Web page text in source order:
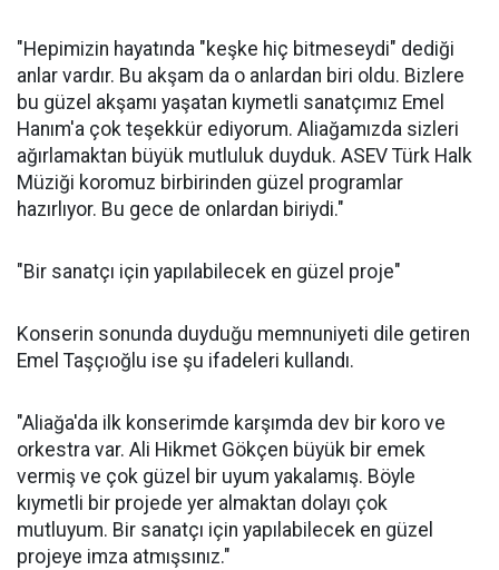
"Hepimizin hayatında "keşke hiç bitmeseydi" dediği
anlar vardır. Bu akşam da o anlardan biri oldu. Bizlere
bu güzel akşamı yaşatan kıymetli sanatçımız Emel
Hanım'a çok teşekkür ediyorum. Aliağamızda sizleri
ağırlamaktan büyük mutluluk duyduk. ASEV Türk Halk
Müziği koromuz birbirinden güzel programlar
hazırlıyor. Bu gece de onlardan biriydi."
"Bir sanatçı için yapılabilecek en güzel proje"
Konserin sonunda duyduğu memnuniyeti dile getiren
Emel Taşçıoğlu ise şu ifadeleri kullandı.
"Aliağa'da ilk konserimde karşımda dev bir koro ve
orkestra var. Ali Hikmet Gökçen büyük bir emek
vermiş ve çok güzel bir uyum yakalamış. Böyle
kıymetli bir projede yer almaktan dolayı çok
mutluyum. Bir sanatçı için yapılabilecek en güzel
projeye imza atmışsınız."